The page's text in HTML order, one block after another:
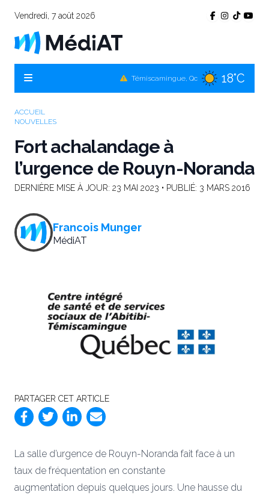
Vendredi, 7 août 2026
La Sarre, Qc 21°C
Amos, Qc
ACCUEIL
NOUVELLES
Fort achalandage à
l’urgence de Rouyn-Noranda
DERNIÈRE MISE À JOUR: 23 MAI 2023 • PUBLIÉ: 3 MARS 2016
Francois Munger
MédiAT
PARTAGER CET ARTICLE
La salle d’urgence de Rouyn-Noranda fait face à un
taux de fréquentation en constante
augmentation depuis quelques jours. Une hausse du